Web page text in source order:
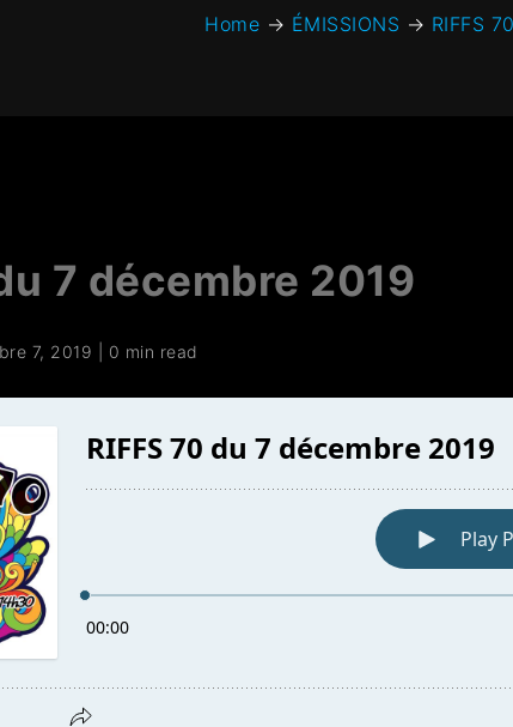
Home → ÉMISSIONS → RIFFS
7 décembre 2019
7, 2019 0 min read